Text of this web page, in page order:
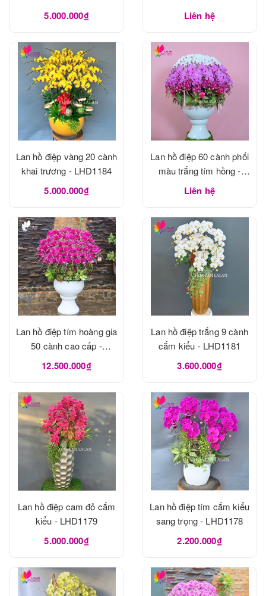
5.000.000₫ Liên hệ
Lan hồ điệp vàng 20 cành
khai trương - LHD1184
5.000.000₫
Lan hồ điệp 60 cành phối
màu trắng tím hồng -
LHD1183
Liên hệ
Lan hồ điệp tím hoàng gia
50 cành cao cấp -
LHD1182
12.500.000₫
Lan hồ điệp trắng 9 cành
cắm kiểu - LHD1181
3.600.000₫
Lan hồ điệp cam đỏ cắm
kiểu - LHD1179
5.000.000₫
Lan hồ điệp tím cắm kiểu
sang trọng - LHD1178
2.200.000₫